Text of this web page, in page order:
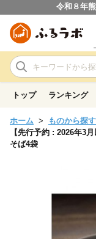
令和８年
トップ ランキング
ホーム ものから探す
【先行予約 : 2026年3
そば4袋